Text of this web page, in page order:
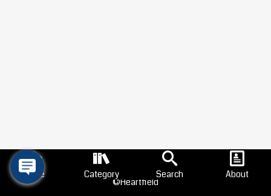
Home Category Search About
©Heartfield